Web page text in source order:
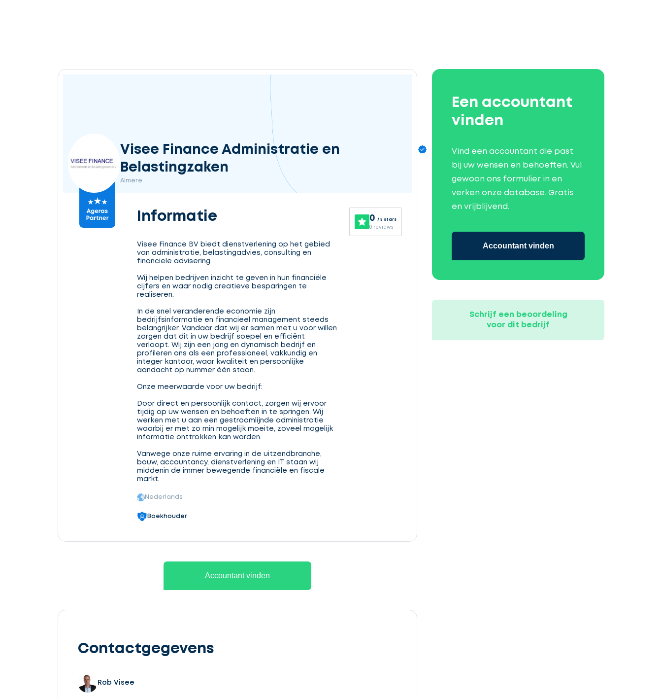
Visee Finance Administratie en
Belastingzaken
Almere
0 / 5 stars
0 reviews
Informatie
Visee Finance BV biedt dienstverlening op het gebied
van administratie, belastingadvies, consulting en
financiele advisering.
Wij helpen bedrijven inzicht te geven in hun financiële
cijfers en waar nodig creatieve besparingen te
realiseren.
In de snel veranderende economie zijn
bedrijfsinformatie en financieel management steeds
belangrijker. Vandaar dat wij er samen met u voor willen
zorgen dat dit in uw bedrijf soepel en efficiënt
verloopt. Wij zijn een jong en dynamisch bedrijf en
profileren ons als een professioneel, vakkundig en
integer kantoor, waar kwaliteit en persoonlijke
aandacht op nummer één staan.
Onze meerwaarde voor uw bedrijf:
Door direct en persoonlijk contact, zorgen wij ervoor
tijdig op uw wensen en behoeften in te springen. Wij
werken met u aan een gestroomlijnde administratie
waarbij er met zo min mogelijk moeite, zoveel mogelijk
informatie onttrokken kan worden.
Vanwege onze ruime ervaring in de uitzendbranche,
bouw, accountancy, dienstverlening en IT staan wij
middenin de immer bewegende financiële en fiscale
markt.
Nederlands
Boekhouder
Accountant vinden
Contactgegevens
Rob Visee
Een accountant
vinden
Vind een accountant die past
bij uw wensen en behoeften. Vul
gewoon ons formulier in en
verken onze database. Gratis
en vrijblijvend.
Accountant vinden
Schrijf een beoordeling
voor dit bedrijf